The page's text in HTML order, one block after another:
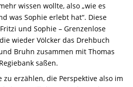
wissen wollte, also „wie es
was Sophie erlebt hat“. Diese
und Sophie – Grenzenlose
wieder Völcker das Drehbuch
Bruhn zusammen mit Thomas
saßen.
zu erzählen, die Perspektive also im